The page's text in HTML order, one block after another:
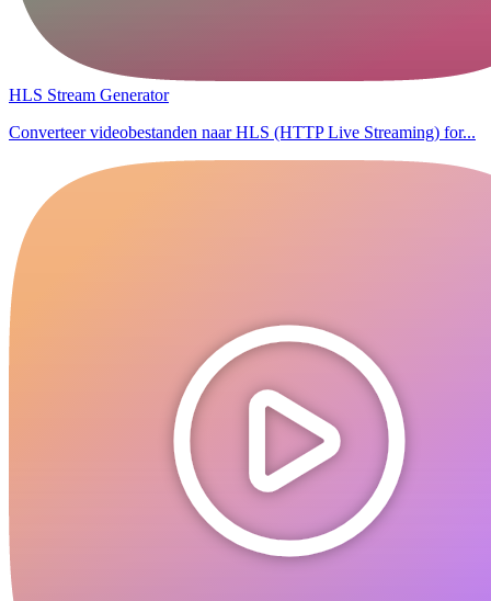
HLS Stream Generator
Converteer videobestanden naar HLS (HTTP Live Streaming) for...